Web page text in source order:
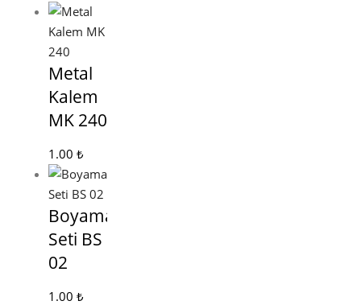
Metal
Kalem
MK 240
1.00 ₺
Boyama
Seti BS
02
1.00 ₺